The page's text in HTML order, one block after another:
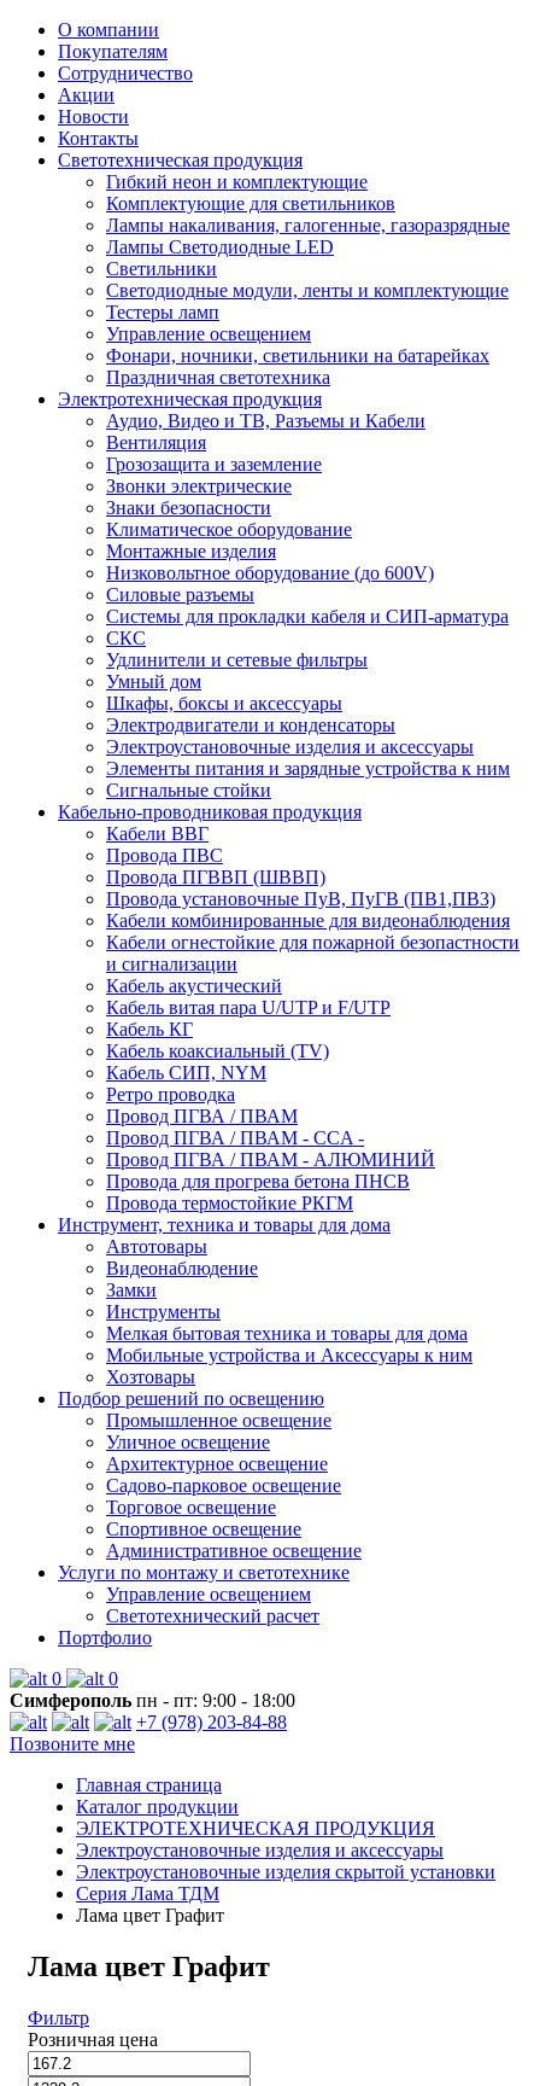
О компании
Покупателям
Сотрудничество
Акции
Новости
Контакты
Светотехническая продукция
Гибкий неон и комплектующие
Комплектующие для светильников
Лампы накаливания, галогенные, газоразрядные
Лампы Светодиодные LED
Светильники
Светодиодные модули, ленты и комплектующие
Тестеры ламп
Управление освещением
Фонари, ночники, светильники на батарейках
Праздничная светотехника
Электротехническая продукция
Аудио, Видео и ТВ, Разъемы и Кабели
Вентиляция
Грозозащита и заземление
Звонки электрические
Знаки безопасности
Климатическое оборудование
Монтажные изделия
Низковольтное оборудование (до 600V)
Силовые разъемы
Системы для прокладки кабеля и СИП-арматура
СКС
Удлинители и сетевые фильтры
Умный дом
Шкафы, боксы и аксессуары
Электродвигатели и конденсаторы
Электроустановочные изделия и аксессуары
Элементы питания и зарядные устройства к ним
Сигнальные стойки
Кабельно-проводниковая продукция
Кабели ВВГ
Провода ПВС
Провода ПГВВП (ШВВП)
Провода установочные ПуВ, ПуГВ (ПВ1,ПВ3)
Кабели комбинированные для видеонаблюдения
Кабели огнестойкие для пожарной безопастности
и сигнализации
Кабель акустический
Кабель витая пара U/UTP и F/UTP
Кабель КГ
Кабель коаксиальный (TV)
Кабель СИП, NYM
Ретро проводка
Провод ПГВА / ПВАМ
Провод ПГВА / ПВАМ - CCA -
Провод ПГВА / ПВАМ - АЛЮМИНИЙ
Провода для прогрева бетона ПНСВ
Провода термостойкие РКГМ
Инструмент, техника и товары для дома
Автотовары
Видеонаблюдение
Замки
Инструменты
Мелкая бытовая техника и товары для дома
Мобильные устройства и Аксессуары к ним
Хозтовары
Подбор решений по освещению
Промышленное освещение
Уличное освещение
Архитектурное освещение
Садово-парковое освещение
Торговое освещение
Спортивное освещение
Административное освещение
Услуги по монтажу и светотехнике
Управление освещением
Светотехнический расчет
Портфолио
0
0
Симферополь пн - пт: 9:00 - 18:00
+7 (978) 203-84-88
Позвоните мне
Главная страница
Каталог продукции
ЭЛЕКТРОТЕХНИЧЕСКАЯ ПРОДУКЦИЯ
Электроустановочные изделия и аксессуары
Электроустановочные изделия скрытой установки
Серия Лама ТДМ
Лама цвет Графит
Лама цвет Графит
Фильтр
Розничная цена